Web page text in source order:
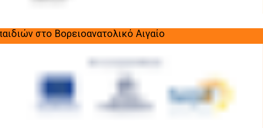
στο Βορειοανατολικό Αιγαίο